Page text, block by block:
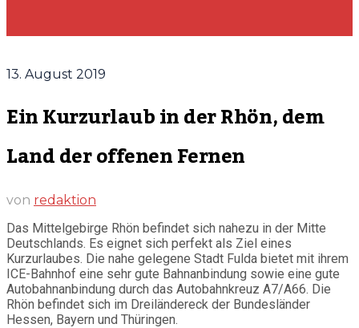
13. August 2019
Ein Kurzurlaub in der Rhön, dem
Land der offenen Fernen
von redaktion
Das Mittelgebirge Rhön befindet sich nahezu in der Mitte
Deutschlands. Es eignet sich perfekt als Ziel eines
Kurzurlaubes. Die nahe gelegene Stadt Fulda bietet mit ihrem
ICE-Bahnhof eine sehr gute Bahnanbindung sowie eine gute
Autobahnanbindung durch das Autobahnkreuz A7/A66. Die
Rhön befindet sich im Dreiländereck der Bundesländer
Hessen, Bayern und Thüringen.